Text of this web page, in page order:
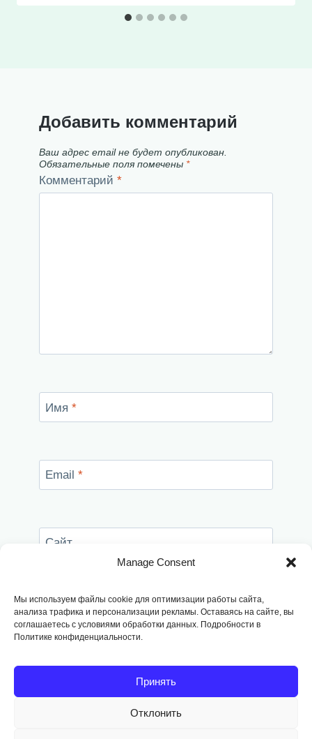
Manage Consent
Мы используем файлы cookie для оптимизации работы сайта,
анализа трафика и персонализации рекламы. Оставаясь на сайте, вы
соглашаетесь с условиями обработки данных. Подробности в
Политике конфиденциальности.
Принять
Отклонить
Добавить комментарий
Ваш адрес email не будет опубликован.
Обязательные поля помечены *
Комментарий *
Имя *
Email *
Сайт
этом браузере для последующих моих
комментариев.